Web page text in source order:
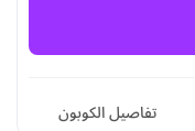
تفاصيل الكوبون